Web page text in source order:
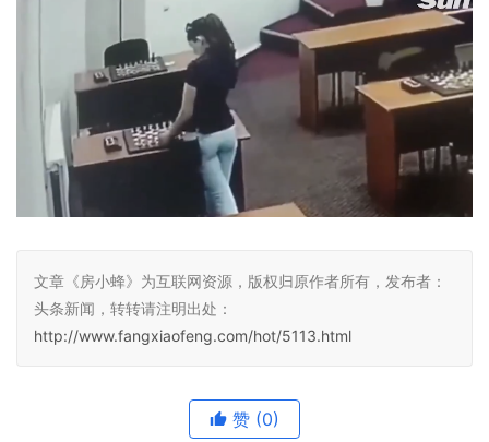
文章《房小蜂》为互联网资源，版权归原作者所有，发布者：
头条新闻，转转请注明出处：
http://www.fangxiaofeng.com/hot/5113.html
赞 (0)